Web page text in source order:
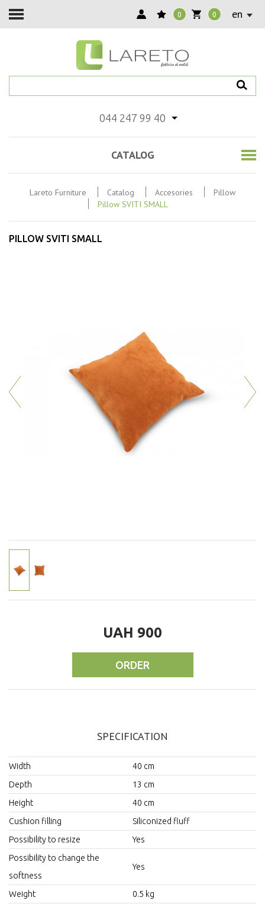
0 0 en
044 247 99 40
CATALOG
Lareto Furniture Catalog Accesories
Pillow
Pillow SVITI SMALL
PILLOW SVITI SMALL
UAH 900
ORDER
SPECIFICATION
Width
40 cm
Depth
13 cm
Height
40 cm
Cushion filling
Siliconized fluff
Possibility to resize
Yes
Possibility to change the
softness
Yes
Weight 0.5 kg